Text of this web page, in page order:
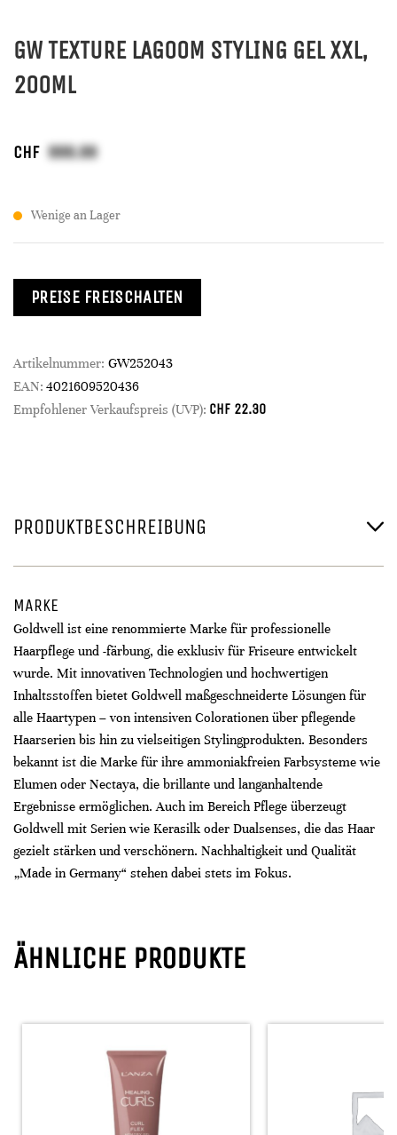
GW TEXTURE LAGOOM STYLING GEL XXL,
200ML
CHF
Wenige an Lager
PREISE FREISCHALTEN
Artikelnummer: GW252043
EAN: 4021609520436
Empfohlener Verkaufspreis (UVP): CHF 22.30
PRODUKTBESCHREIBUNG
MARKE
Goldwell ist eine renommierte Marke für professionelle
Haarpflege und -färbung, die exklusiv für Friseure entwickelt
wurde. Mit innovativen Technologien und hochwertigen
Inhaltsstoffen bietet Goldwell maßgeschneiderte Lösungen für
alle Haartypen – von intensiven Colorationen über pflegende
Haarserien bis hin zu vielseitigen Stylingprodukten. Besonders
bekannt ist die Marke für ihre ammoniakfreien Farbsysteme wie
Elumen oder Nectaya, die brillante und langanhaltende
Ergebnisse ermöglichen. Auch im Bereich Pflege überzeugt
Goldwell mit Serien wie Kerasilk oder Dualsenses, die das Haar
gezielt stärken und verschönern. Nachhaltigkeit und Qualität
„Made in Germany“ stehen dabei stets im Fokus.
ÄHNLICHE PRODUKTE